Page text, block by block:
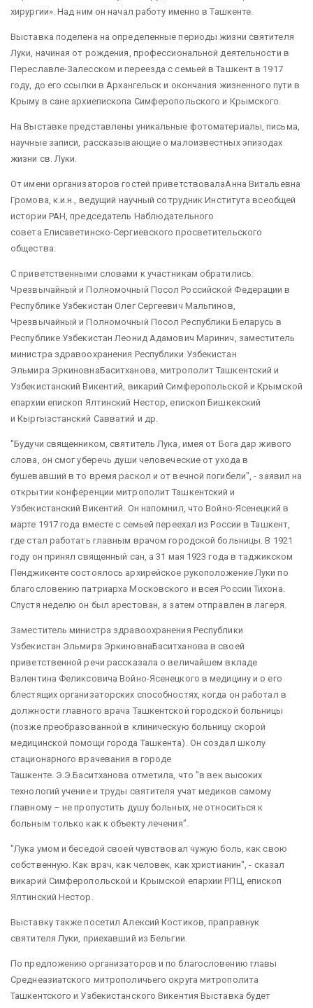
хирургии». Над ним он начал работу именно в Ташкенте.
Выставка поделена на определенные периоды жизни святителя
Луки, начиная от рождения, профессиональной деятельности в
Переславле-Залесском и переезда с семьей в Ташкент в 1917
году, до его ссылки в Архангельск и окончания жизненного пути в
Крыму в сане архиепископа Симферопольского и Крымского.
На Выставке представлены уникальные фотоматериалы, письма,
научные записи, рассказывающие о малоизвестных эпизодах
жизни св. Луки.
От имени организаторов гостей приветствовалаАнна Витальевна
Громова, к.и.н., ведущий научный сотрудник Института всеобщей
истории РАН, председатель Наблюдательного
совета Елисаветинско-Сергиевского просветительского
общества.
С приветственными словами к участникам обратились:
Чрезвычайный и Полномочный Посол Российской Федерации в
Республике Узбекистан Олег Сергеевич Мальгинов,
Чрезвычайный и Полномочный Посол Республики Беларусь в
Республике Узбекистан Леонид Адамович Маринич, заместитель
министра здравоохранения Республики Узбекистан
Эльмира ЭркиновнаБаситханова, митрополит Ташкентский и
Узбекистанский Викентий, викарий Симферопольской и Крымской
епархии епископ Ялтинский Нестор, епископ Бишкекский
и Кыргызстанский Савватий и др.
"Будучи священником, святитель Лука, имея от Бога дар живого
слова, он смог уберечь души человеческие от ухода в
бушевавший в то время раскол и от вечной погибели", - заявил на
открытии конференции митрополит Ташкентский и
Узбекистанский Викентий. Он напомнил, что Войно-Ясенецкий в
марте 1917 года вместе с семьей переехал из России в Ташкент,
где стал работать главным врачом городской больницы. В 1921
году он принял священный сан, а 31 мая 1923 года в таджикском
Пенджикенте состоялось архирейское рукоположение Луки по
благословению патриарха Московского и всея России Тихона.
Спустя неделю он был арестован, а затем отправлен в лагеря.
Заместитель министра здравоохранения Республики
Узбекистан Эльмира ЭркиновнаБаситханова в своей
приветственной речи рассказала о величайшем вкладе
Валентина Феликсовича Войно-Ясенецкого в медицину и о его
блестящих организаторских способностях, когда он работал в
должности главного врача Ташкентской городской больницы
(позже преобразованной в клиническую больницу скорой
медицинской помощи города Ташкента). Он создал школу
стационарного врачевания в городе
Ташкенте. Э.Э.Баситханова отметила, что "в век высоких
технологий учение и труды святителя учат медиков самому
главному – не пропустить душу больных, не относиться к
больным только как к объекту лечения".
"Лука умом и беседой своей чувствовал чужую боль, как свою
собственную. Как врач, как человек, как христианин", - сказал
викарий Симферопольской и Крымской епархии РПЦ, епископ
Ялтинский Нестор.
Выставку также посетил Алексий Костиков, праправнук
святителя Луки, приехавший из Бельгии.
По предложению организаторов и по благословению главы
Среднеазиатского митрополичьего округа митрополита
Ташкентского и Узбекистанского Викентия Выставка будет